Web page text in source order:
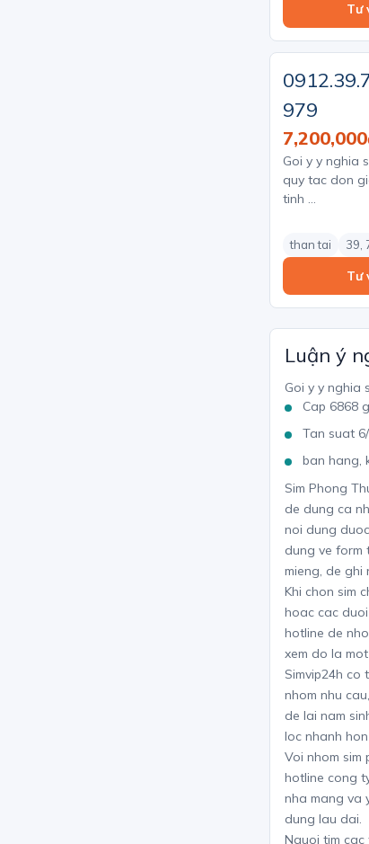
Tư
979
Goi y y nghia
quy tac don
tinh …
than tai 39,
Tư
Luận ý
Goi y y nghia
Cap 6868
Tan suat
ban hang,
Sim Phong
de dung ca
noi dung
dung ve form
mieng, de ghi
Khi chon sim
hoac cac
hotline de
xem do la
Simvip24h co
nhom nhu
de lai nam
loc nhanh
Voi nhom sim
hotline cong
nha mang va
dung lau dai.
Nguoi tim